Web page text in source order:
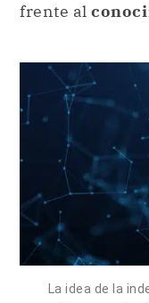
frente al
La idea de la